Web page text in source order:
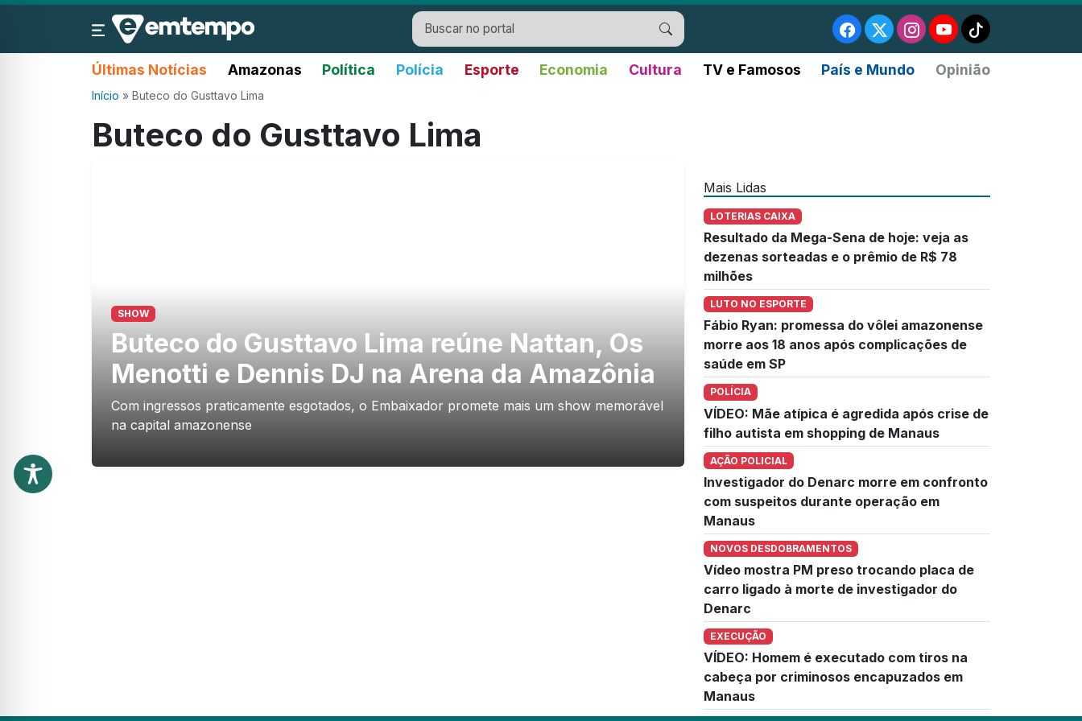
Últimas Notícias Amazonas Política Polícia Esporte Economia Cultura TV e Famosos País e Mundo Opinião
Início » Buteco do Gusttavo Lima
Buteco do Gusttavo Lima
SHOW
Buteco do Gusttavo Lima reúne Nattan, Os
Menotti e Dennis DJ na Arena da Amazônia
Com ingressos praticamente esgotados, o Embaixador promete mais um show memorável
na capital amazonense
Mais Lidas
LOTERIAS CAIXA
Resultado da Mega-Sena de hoje: veja as
dezenas sorteadas e o prêmio de R$ 78
milhões
LUTO NO ESPORTE
Fábio Ryan: promessa do vôlei amazonense
morre aos 18 anos após complicações de
saúde em SP
POLÍCIA
VÍDEO: Mãe atípica é agredida após crise de
filho autista em shopping de Manaus
AÇÃO POLICIAL
Investigador do Denarc morre em confronto
com suspeitos durante operação em
Manaus
NOVOS DESDOBRAMENTOS
Vídeo mostra PM preso trocando placa de
carro ligado à morte de investigador do
Denarc
EXECUÇÃO
VÍDEO: Homem é executado com tiros na
cabeça por criminosos encapuzados em
Manaus